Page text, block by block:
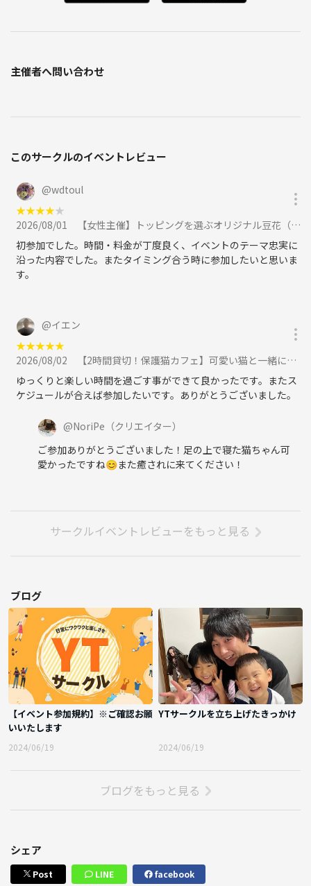
主催者へ問い合わせ
このサークルのイベントレビュー
@wdtoul
★★★★★
2026/08/01
【女性主催】トッピングを選ぶオリジナル豆花（トウファ）《夏の美容・健康交流会》に参加
初参加でした。時間・料金が丁度良く、イベントのテーマ忠実に
沿った内容でした。またタイミング合う時に参加したいと思いま
す。
@イエン
★★★★★
2026/08/02
【2時間貸切！保護猫カフェ】可愛い猫と一緒に楽しむ癒しの交流会✨ 猫のおやつタイムあり！【ドリンク付】に参加
ゆっくりと楽しい時間を過ごす事ができて良かったです。またス
ケジュールが合えば参加したいです。ありがとうございました。
@NoriPe （クリエイター）
ご参加ありがとうございました！足の上で寝た猫ちゃん可
愛かったですね😊また癒されに来てください！
サークルイベントレビューをもっと見る
ブログ
【イベント参加規約】※ご確認お願
いいたします
2024/06/19
YTサークルを立ち上げたきっかけ
2024/06/19
ブログをもっと見る
シェア
Post LINE facebook